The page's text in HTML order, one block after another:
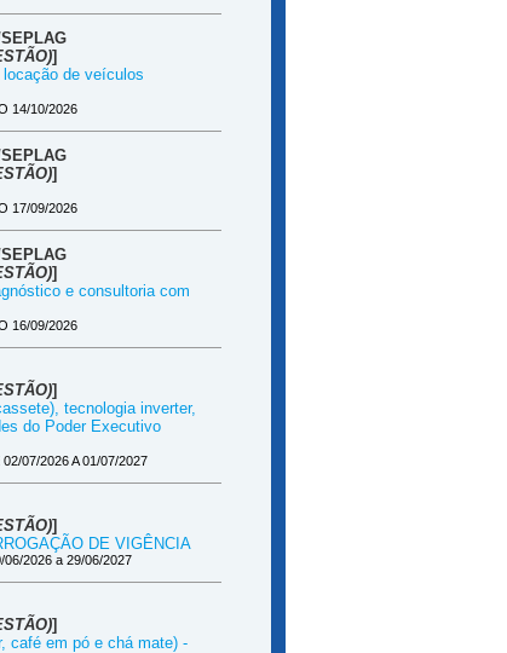
]
de veículos
14/10/2026
]
17/09/2026
]
e consultoria com
16/09/2026
]
tecnologia inverter,
do Poder Executivo
07/2026 A 01/07/2027
]
DE VIGÊNCIA
2026 a 29/06/2027
]
café em pó e chá mate) -